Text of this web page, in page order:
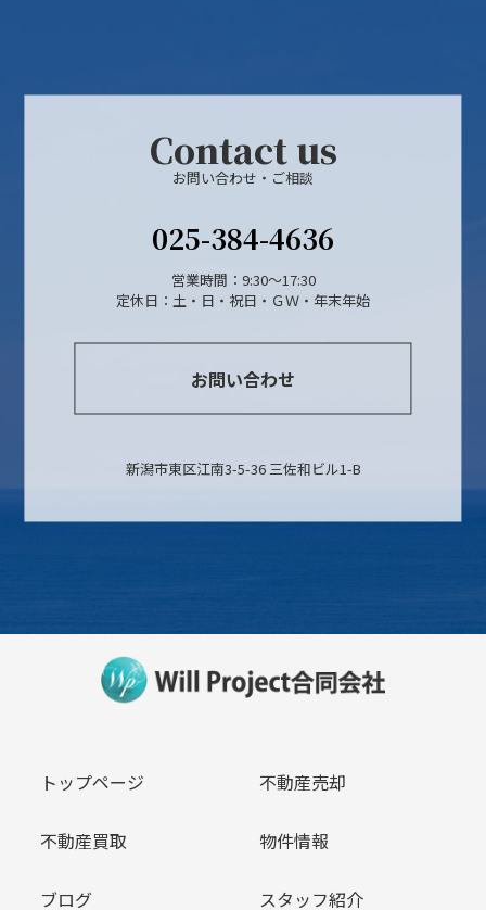
Contact us
お問い合わせ・ご相談
025-384-4636
営業時間：9:30～17:30
定休日：土・日・祝日・ＧＷ・年末年始
お問い合わせ
新潟市東区江南3-5-36 三佐和ビル1-B
トップページ 不動産売却
不動産買取 物件情報
ブログ スタッフ紹介